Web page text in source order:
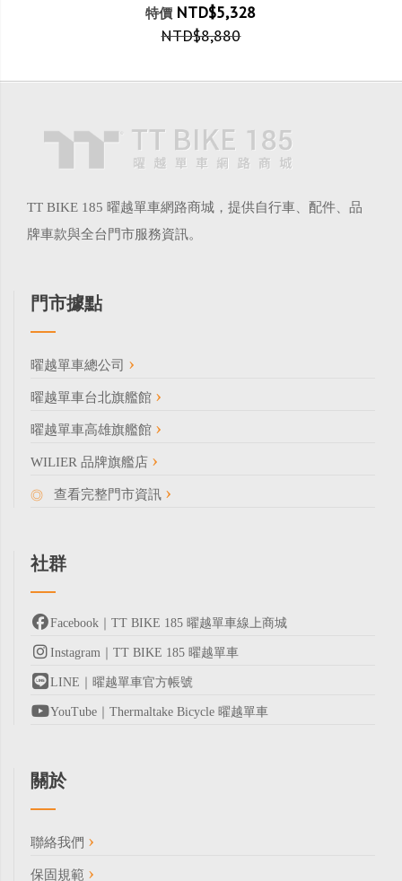
特價 NTD$5,328
NTD$8,880
TT BIKE 185 曜越單車網路商城，提供自行車、配件、品
牌車款與全台門市服務資訊。
門市據點
曜越單車總公司
曜越單車台北旗艦館
曜越單車高雄旗艦館
WILIER 品牌旗艦店
查看完整門市資訊
社群
Facebook｜TT BIKE 185 曜越單車線上商城
Instagram｜TT BIKE 185 曜越單車
LINE｜曜越單車官方帳號
YouTube｜Thermaltake Bicycle 曜越單車
關於
聯絡我們
保固規範